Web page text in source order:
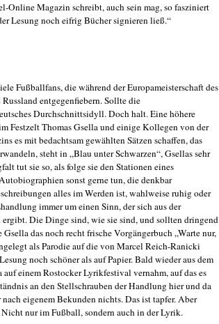
Online Magazin schreibt, auch sein mag, so fasziniert
Lesung noch eifrig Bücher signieren ließ.“
Fußballfans, die während der Europameisterschaft des
entgegenfiebern. Sollte die
Durchschnittsidyll. Doch halt. Eine höhere
Festzelt Thomas Gsella und einige Kollegen von der
es mit bedachtsam gewählten Sätzen schaffen, das
steht in „Blau unter Schwarzen“, Gsellas sehr
tut sie so, als folge sie den Stationen eines
sonst gerne tun, die denkbar
alles im Werden ist, wahlweise ruhig oder
immer um einen Sinn, der sich aus der
Die Dinge sind, wie sie sind, und sollten dringend
das noch recht frische Vorgängerbuch „Warte nur,
als Parodie auf die von Marcel Reich-Ranicki
noch schöner als auf Papier. Bald wieder aus dem
einem Rostocker Lyrikfestival vernahm, auf das es
an den Stellschrauben der Handlung hier und da
eigenem Bekunden nichts. Das ist tapfer. Aber
nur im Fußball, sondern auch in der Lyrik.